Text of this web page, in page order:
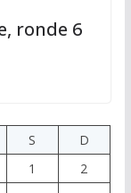
ronde 6
S
D
1
2